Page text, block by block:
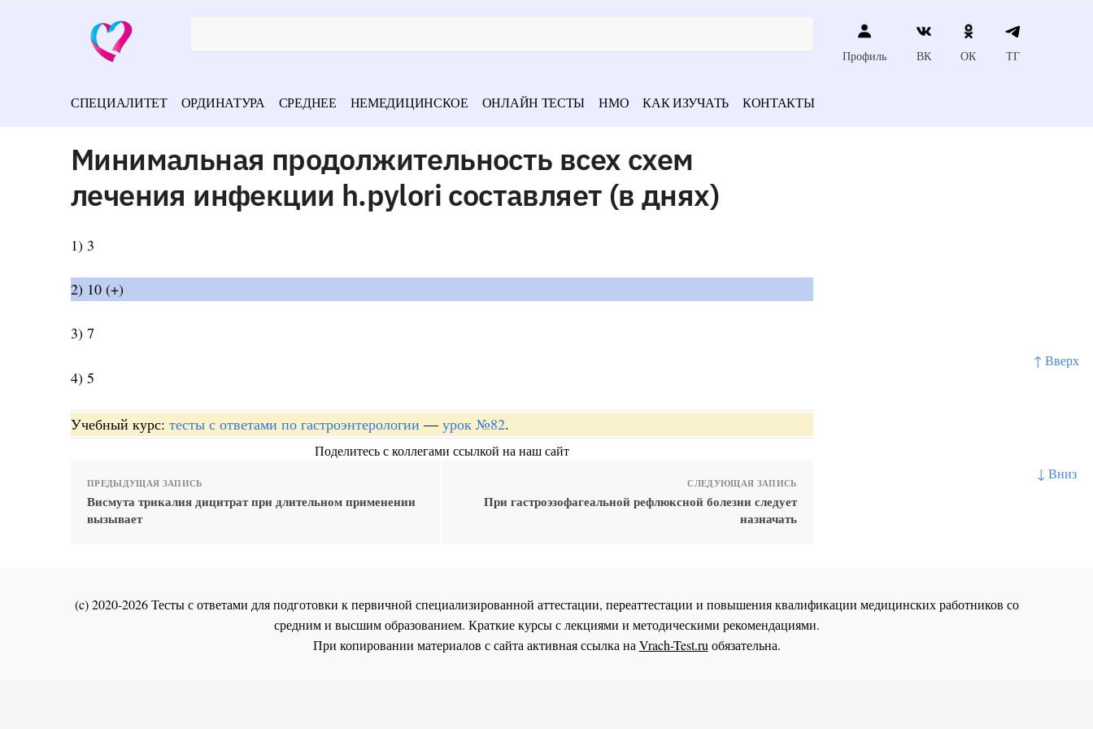
↑ Вверх
↓ Вниз
Профиль ВК ОК ТГ
СПЕЦИАЛИТЕТ ОРДИНАТУРА СРЕДНЕЕ НЕМЕДИЦИНСКОЕ ОНЛАЙН ТЕСТЫ НМО КАК ИЗУЧАТЬ КОНТАКТЫ
Минимальная продолжительность всех схем
лечения инфекции h.pylori составляет (в днях)
1) 3
2) 10 (+)
3) 7
4) 5
Учебный курс: тесты с ответами по гастроэнтерологии — урок №82.
Поделитесь с коллегами ссылкой на наш сайт
ПРЕДЫДУЩАЯ ЗАПИСЬ
Висмута трикалия дицитрат при длительном применении
вызывает
СЛЕДУЮЩАЯ ЗАПИСЬ
При гастроэзофагеальной рефлюксной болезни следует
назначать
(c) 2020-2026 Тесты с ответами для подготовки к первичной специализированной аттестации, переаттестации и повышения квалификации медицинских работников со
средним и высшим образованием. Краткие курсы с лекциями и методическими рекомендациями.
При копировании материалов с сайта активная ссылка наVrach-Test.ruобязательна.